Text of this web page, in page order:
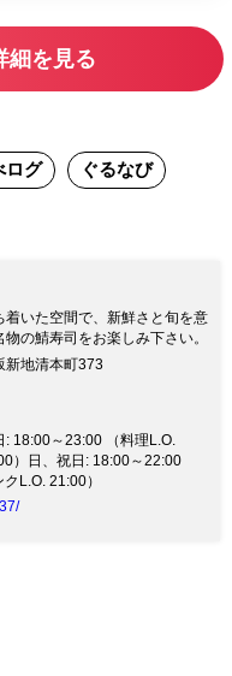
細を見る
ログ ぐるなび
いた空間で、新鮮さと旬を意
の鯖寿司をお楽しみ下さい。
新地清本町373
: 18:00～23:00 （料理L.O.
）日、祝日: 18:00～22:00
L.O. 21:00）